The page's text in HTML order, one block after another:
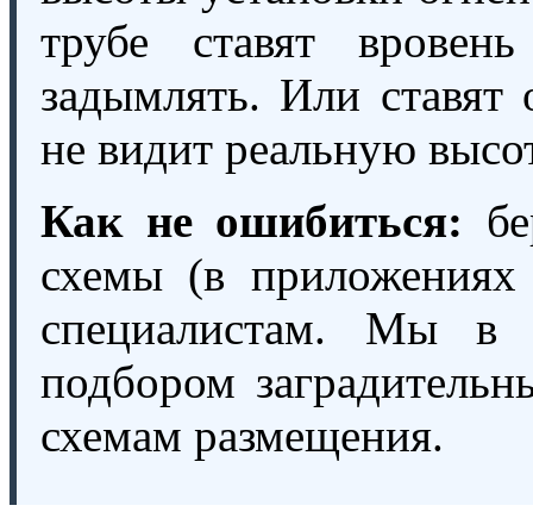
трубе ставят
задымлять. Или
не видит реальную
Как не ошибиться:
схемы (в
специалистам. Мы в
подбором
схемам размещения.